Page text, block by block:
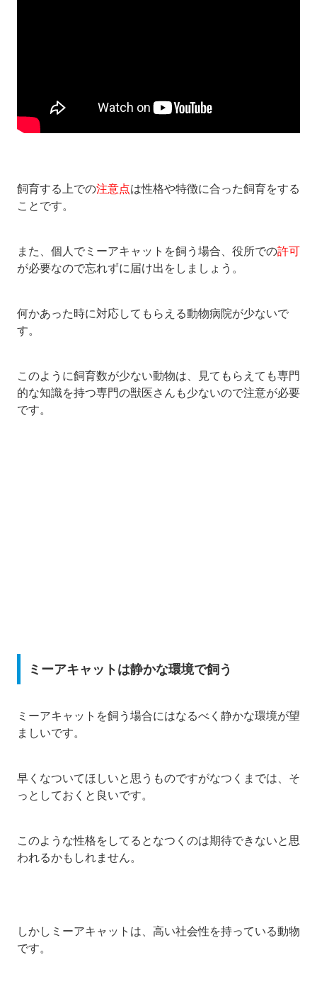
飼育する上での注意点は性格や特徴に合った飼育をする
ことです。
また、個人でミーアキャットを飼う場合、役所での許可
が必要なので忘れずに届け出をしましょう。
何かあった時に対応してもらえる動物病院が少ないで
す。
このように飼育数が少ない動物は、見てもらえても専門
的な知識を持つ専門の獣医さんも少ないので注意が必要
です。
ミーアキャットは静かな環境で飼う
ミーアキャットを飼う場合にはなるべく静かな環境が望
ましいです。
早くなついてほしいと思うものですがなつくまでは、そ
っとしておくと良いです。
このような性格をしてるとなつくのは期待できないと思
われるかもしれません。
しかしミーアキャットは、高い社会性を持っている動物
です。